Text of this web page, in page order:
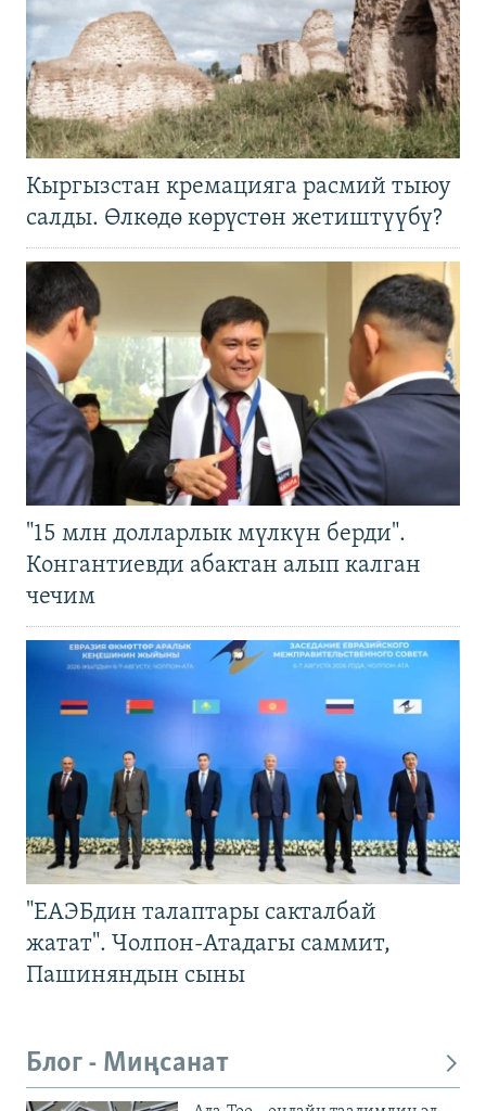
Кыргызстан кремацияга расмий тыюу
салды. Өлкөдө көрүстөн жетиштүүбү?
"15 млн долларлык мүлкүн берди".
Конгантиевди абактан алып калган
чечим
"ЕАЭБдин талаптары сакталбай
жатат". Чолпон-Атадагы саммит,
Пашиняндын сыны
Блог - Миңсанат